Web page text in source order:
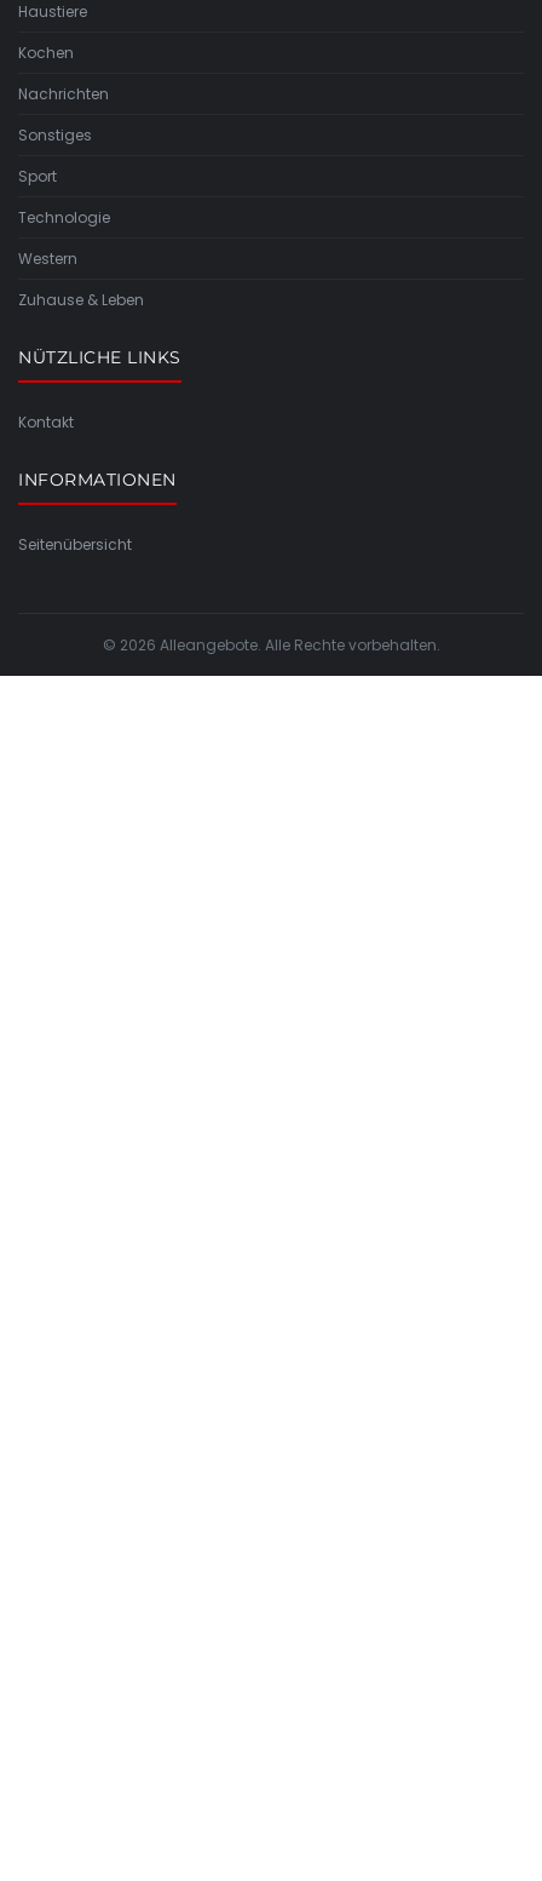
Haustiere
Kochen
Nachrichten
Sonstiges
Sport
Technologie
Western
Zuhause & Leben
NÜTZLICHE LINKS
Kontakt
INFORMATIONEN
Seitenübersicht
© 2026 Alleangebote. Alle Rechte vorbehalten.